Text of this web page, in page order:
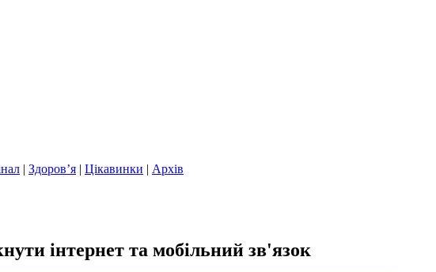
| Здоров’я | Цікавинки | Архів
інтернет та мобільний зв'язок